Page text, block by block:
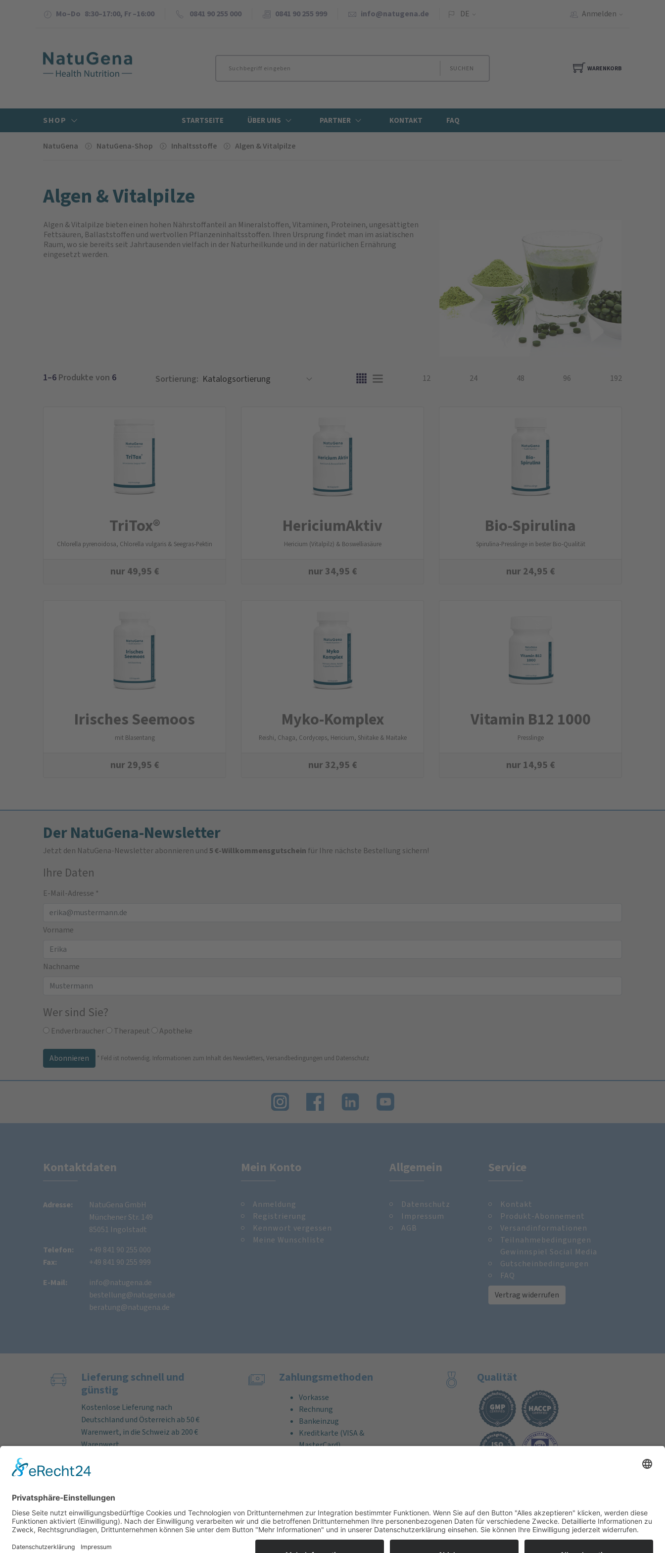
Mo–Do 8:30–17:00, Fr –16:00 0841 90 255 000 0841 90 255 999 info@natugena.de DE Anmelden
SUCHEN WARENKORB
SHOP STARTSEITE ÜBER UNS PARTNER KONTAKT FAQ
NatuGena NatuGena-Shop Inhaltsstoffe Algen & Vitalpilze
Algen & Vitalpilze
Algen & Vitalpilze bieten einen hohen Nährstoffanteil an Mineralstoffen, Vitaminen, Proteinen, ungesättigten
Fettsäuren, Ballaststoffen und wertvollen Pflanzeninhaltsstoffen. Ihren Ursprung findet man im asiatischen
Raum, wo sie bereits seit Jahrtausenden vielfach in der Naturheilkunde und in der natürlichen Ernährung
eingesetzt werden.
1–6 Produkte von 6 Sortierung: 12 24 48 96 192
TriTox®
Chlorella pyrenoidosa, Chlorella vulgaris & Seegras-Pektin
nur49,95 €
HericiumAktiv
Hericium (Vitalpilz) & Boswelliasäure
nur34,95 €
Bio-Spirulina
Spirulina-Presslinge in bester Bio-Qualität
nur24,95 €
Irisches Seemoos
mit Blasentang
nur29,95 €
Myko-Komplex
Reishi, Chaga, Cordyceps, Hericium, Shiitake & Maitake
nur32,95 €
Vitamin B12 1000
Presslinge
nur14,95 €
Der NatuGena-Newsletter
Jetzt den NatuGena-Newsletter abonnieren und5 €-Willkommensgutschein für Ihre nächste Bestellung sichern!
Ihre Daten
E-Mail-Adresse *
Vorname
Nachname
Wer sind Sie?
Endverbraucher Therapeut Apotheke
* Feld ist notwendig. Informationen zum Inhalt des Newsletters, Versandbedingungen und Datenschutz
Kontaktdaten
Adresse:
NatuGena GmbH
Münchener Str. 149
85051 Ingolstadt
Telefon:
Fax:
+49 841 90 255 000
+49 841 90 255 999
E-Mail:
info@natugena.de
bestellung@natugena.de
beratung@natugena.de
Mein Konto
Anmeldung
Registrierung
Kennwort vergessen
Meine Wunschliste
Allgemein
Datenschutz
Impressum
AGB
Service
Kontakt
Produkt-Abonnement
Versandinformationen
Teilnahmebedingungen
Gewinnspiel Social Media
Gutscheinbedingungen
FAQ
Vertrag widerrufen
Lieferung schnell und
günstig
Kostenlose Lieferung nach
Deutschland und Österreich ab 50 €
Warenwert, in die Schweiz ab 200 €
Warenwert.
Bei Bestelleingang an Werktagen
bis 12 Uhr versenden wir lieferbare
Paketlaufzeit innerhalb
Deutschland per DHL ca. 3–5
Werktage.
Zahlungs­methoden
Vorkasse
Rechnung
Bankeinzug
Kreditkarte (VISA &
MasterCard)
dem Kauf!
Qualität